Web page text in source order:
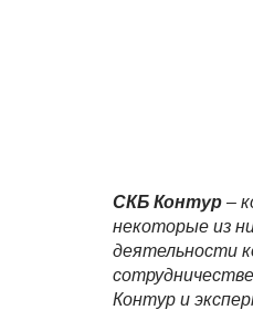
СКБ Контур –
некоторые из
деятельности
Контур и